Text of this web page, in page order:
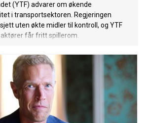
(YTF) advarer om økende
i transportsektoren. Regjeringen
uten økte midler til kontroll, og YTF
får fritt spillerom.